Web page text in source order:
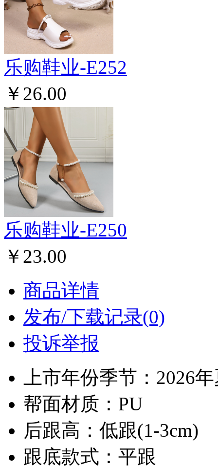
乐购鞋业-E252
￥26.00
乐购鞋业-E250
￥23.00
商品详情
发布/下载记录(0)
投诉举报
上市年份季节：2026
帮面材质：PU
后跟高：低跟(1-3cm)
跟底款式：平跟